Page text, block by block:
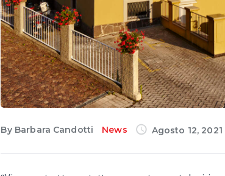
By Barbara Candotti News Agosto 12, 2021